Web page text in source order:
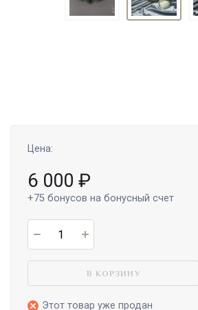
Цена:
6 000 ₽
+75 бонусов на бонусный счет
В КОРЗИНУ
Этот товар уже продан